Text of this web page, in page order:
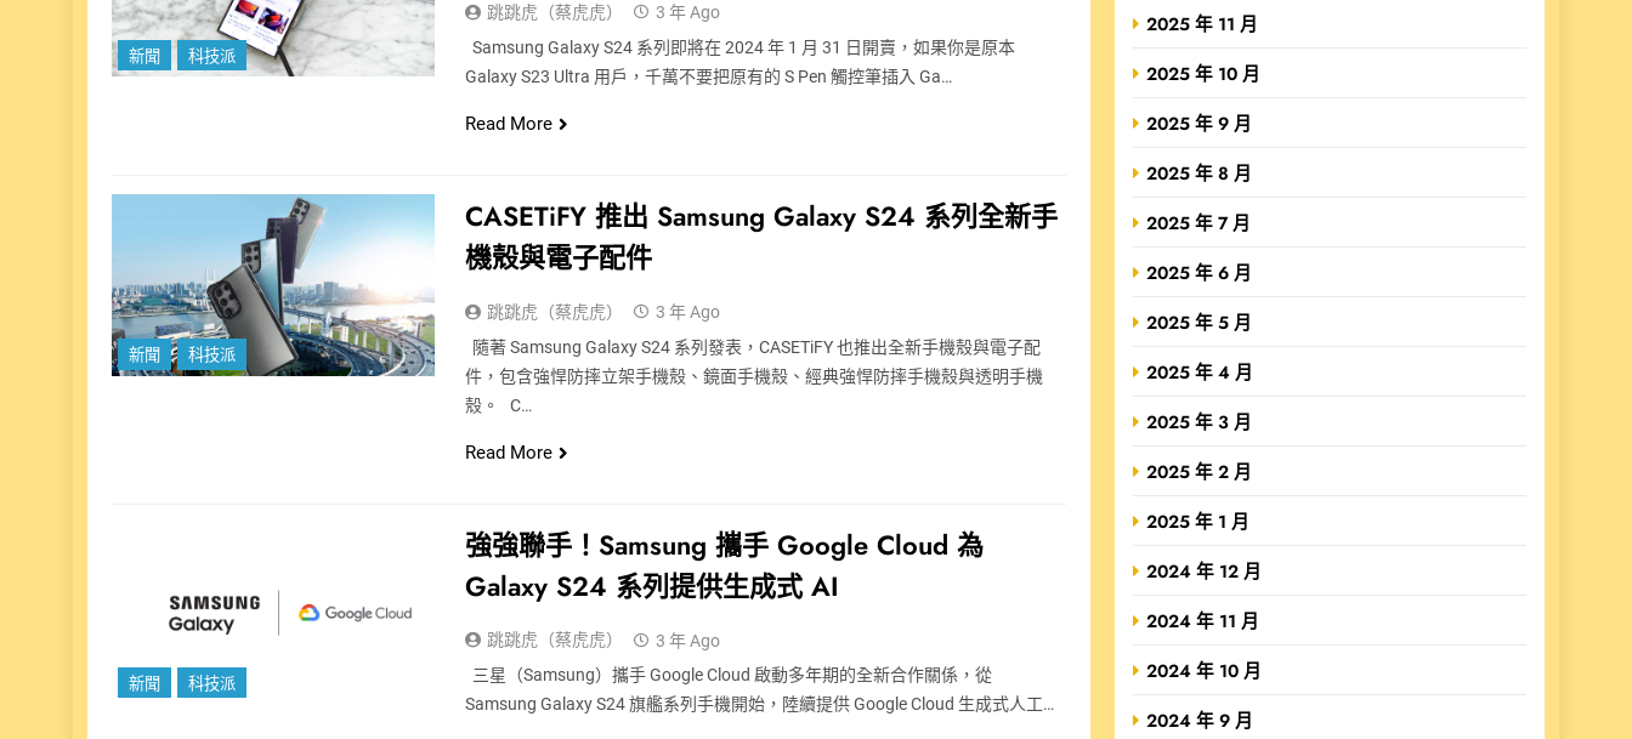
新聞 科技派
跳跳虎（蔡虎虎）
3 年 Ago
Samsung Galaxy S24 系列即將在 2024 年 1 月 31 日開賣，如果你是原本
Galaxy S23 Ultra 用戶，千萬不要把原有的 S Pen 觸控筆插入 Ga…
Read More
新聞 科技派
CASETiFY 推出 Samsung Galaxy S24 系列全新手
機殼與電子配件
跳跳虎（蔡虎虎）
3 年 Ago
隨著 Samsung Galaxy S24 系列發表，CASETiFY 也推出全新手機殼與電子配
件，包含強悍防摔立架手機殼、鏡面手機殼、經典強悍防摔手機殼與透明手機
殼。 C…
Read More
新聞 科技派
強強聯手！Samsung 攜手 Google Cloud 為
Galaxy S24 系列提供生成式 AI
跳跳虎（蔡虎虎）
3 年 Ago
三星（Samsung）攜手 Google Cloud 啟動多年期的全新合作關係，從
Samsung Galaxy S24 旗艦系列手機開始，陸續提供 Google Cloud 生成式人工…
2025 年 11 月
2025 年 10 月
2025 年 9 月
2025 年 8 月
2025 年 7 月
2025 年 6 月
2025 年 5 月
2025 年 4 月
2025 年 3 月
2025 年 2 月
2025 年 1 月
2024 年 12 月
2024 年 11 月
2024 年 10 月
2024 年 9 月